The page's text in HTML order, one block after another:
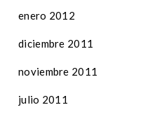
enero 2012
diciembre 2011
noviembre 2011
julio 2011